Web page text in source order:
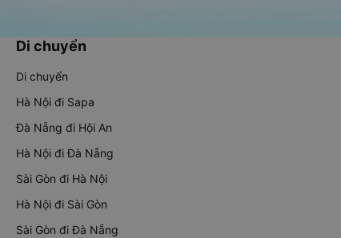
Di chuyển
Di chuyển
Hà Nội đi Sapa
Đà Nẵng đi Hội An
Hà Nội đi Đà Nẵng
Sài Gòn đi Hà Nội
Hà Nội đi Sài Gòn
Sài Gòn đi Đà Nẵng